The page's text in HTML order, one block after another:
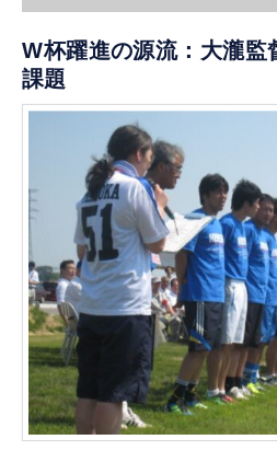
W杯躍進の源流：大瀧監
課題